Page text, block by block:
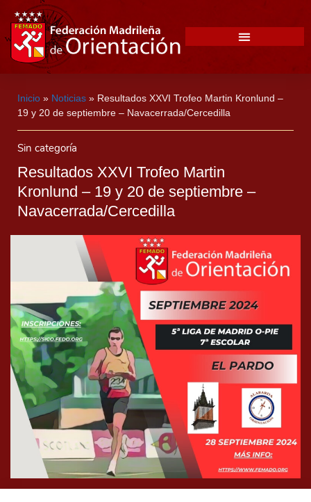
Inicio » Noticias » Resultados XXVI Trofeo Martin Kronlund –
19 y 20 de septiembre – Navacerrada/Cercedilla
Sin categoría
Resultados XXVI Trofeo Martin
Kronlund – 19 y 20 de septiembre –
Navacerrada/Cercedilla